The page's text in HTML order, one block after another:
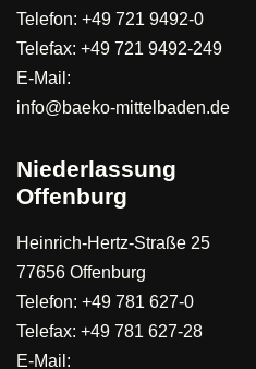
Telefon: +49 721 9492-0
Telefax: +49 721 9492-249
E-Mail:
info@baeko-mittelbaden.de
Niederlassung
Offenburg
Heinrich-Hertz-Straße 25
77656 Offenburg
Telefon: +49 781 627-0
Telefax: +49 781 627-28
E-Mail: